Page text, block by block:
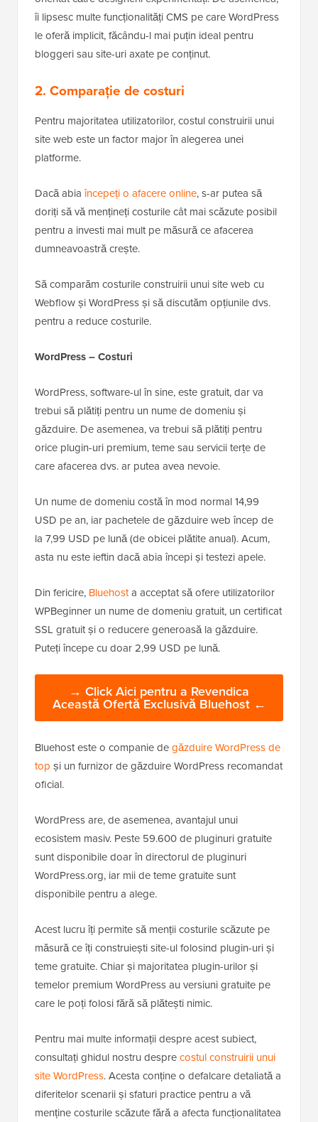
îi lipsesc multe funcționalități CMS pe care WordPress
le oferă implicit, făcându-l mai puțin ideal pentru
bloggeri sau site-uri axate pe conținut.
2. Comparație de costuri
Pentru majoritatea utilizatorilor, costul construirii unui
site web este un factor major în alegerea unei
platforme.
Dacă abia începeți o afacere online, s-ar putea să
doriți să vă mențineți costurile cât mai scăzute posibil
pentru a investi mai mult pe măsură ce afacerea
dumneavoastră crește.
Să comparăm costurile construirii unui site web cu
Webflow și WordPress și să discutăm opțiunile dvs.
pentru a reduce costurile.
WordPress – Costuri
WordPress, software-ul în sine, este gratuit, dar va
trebui să plătiți pentru un nume de domeniu și
găzduire. De asemenea, va trebui să plătiți pentru
orice plugin-uri premium, teme sau servicii terțe de
care afacerea dvs. ar putea avea nevoie.
Un nume de domeniu costă în mod normal 14,99
USD pe an, iar pachetele de găzduire web încep de
la 7,99 USD pe lună (de obicei plătite anual). Acum,
asta nu este ieftin dacă abia începi și testezi apele.
Din fericire, Bluehosta acceptat să ofere utilizatorilor
WPBeginner un nume de domeniu gratuit, un certificat
SSL gratuit și o reducere generoasă la găzduire.
Puteți începe cu doar 2,99 USD pe lună.
→ Click Aici pentru a Revendica
Această Ofertă Exclusivă Bluehost ←
Bluehost este o companie degăzduire WordPress de
top și un furnizor de găzduire WordPress recomandat
oficial.
WordPress are, de asemenea, avantajul unui
ecosistem masiv. Peste 59.600 de pluginuri gratuite
sunt disponibile doar în directorul de pluginuri
WordPress.org, iar mii de teme gratuite sunt
disponibile pentru a alege.
Acest lucru îți permite să menții costurile scăzute pe
măsură ce îți construiești site-ul folosind plugin-uri și
teme gratuite. Chiar și majoritatea plugin-urilor și
temelor premium WordPress au versiuni gratuite pe
care le poți folosi fără să plătești nimic.
Pentru mai multe informații despre acest subiect,
consultați ghidul nostru desprecostul construirii unui
site WordPress. Acesta conține o defalcare detaliată a
diferitelor scenarii și sfaturi practice pentru a vă
menține costurile scăzute fără a afecta funcționalitatea